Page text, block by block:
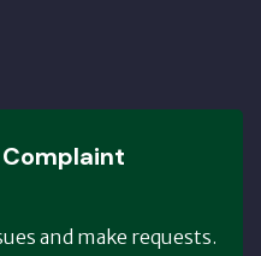
Complaint
and make requests.